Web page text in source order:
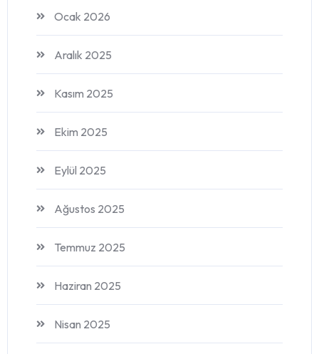
Ocak 2026
Aralık 2025
Kasım 2025
Ekim 2025
Eylül 2025
Ağustos 2025
Temmuz 2025
Haziran 2025
Nisan 2025